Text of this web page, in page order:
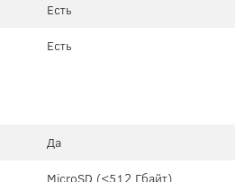
Есть
Есть
Да